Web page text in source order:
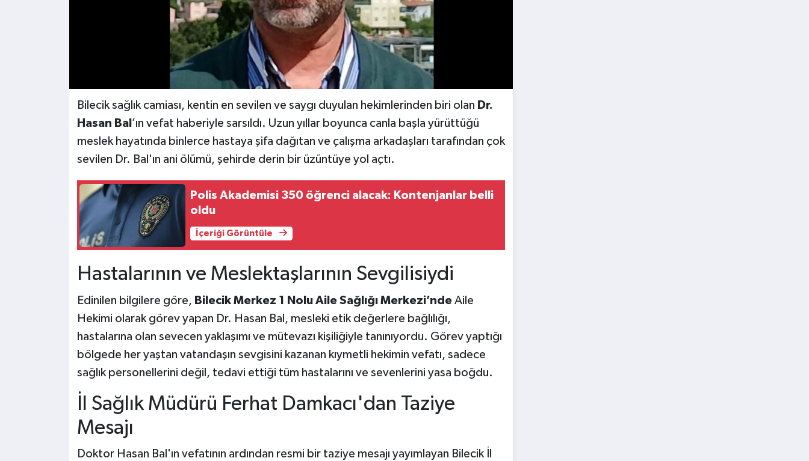
Bilecik sağlık camiası, kentin en sevilen ve saygı duyulan hekimlerinden biri olan Dr.
Hasan Bal ’ın vefat haberiyle sarsıldı. Uzun yıllar boyunca canla başla yürüttüğü
meslek hayatında binlerce hastaya şifa dağıtan ve çalışma arkadaşları tarafından çok
sevilen Dr. Bal'ın ani ölümü, şehirde derin bir üzüntüye yol açtı.
Polis Akademisi 350 öğrenci alacak: Kontenjanlar belli
oldu
İçeriği Görüntüle
Hastalarının ve Meslektaşlarının Sevgilisiydi
Edinilen bilgilere göre, Bilecik Merkez 1 Nolu Aile Sağlığı Merkezi’ndeAile
Hekimi olarak görev yapan Dr. Hasan Bal, mesleki etik değerlere bağlılığı,
hastalarına olan sevecen yaklaşımı ve mütevazı kişiliğiyle tanınıyordu. Görev yaptığı
bölgede her yaştan vatandaşın sevgisini kazanan kıymetli hekimin vefatı, sadece
sağlık personellerini değil, tedavi ettiği tüm hastalarını ve sevenlerini yasa boğdu.
İl Sağlık Müdürü Ferhat Damkacı'dan Taziye
Mesajı
Doktor Hasan Bal'ın vefatının ardından resmi bir taziye mesajı yayımlayan Bilecik İl